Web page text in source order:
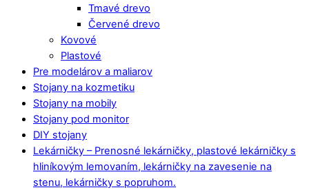
Tmavé drevo
Červené drevo
Kovové
Plastové
Pre modelárov a maliarov
Stojany na kozmetiku
Stojany na mobily
Stojany pod monitor
DIY stojany
Lekárničky – Prenosné lekárničky, plastové lekárničky s
hliníkovým lemovaním, lekárničky na zavesenie na
stenu, lekárničky s popruhom.